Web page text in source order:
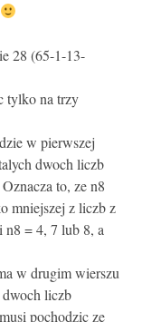
28 (65-1-13-
tylko na trzy
w pierwszej
dwoch liczb
to, ze n8
mniejszej z liczb z
= 4, 7 lub 8, a
w drugim wierszu
liczb
pochodzic ze